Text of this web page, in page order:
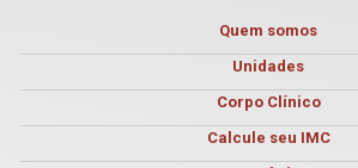
Quem somos
Unidades
Corpo Clínico
Calcule seu IMC